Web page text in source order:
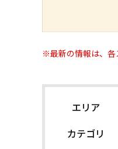
※最新の情報は、各
エリア
カテゴリ